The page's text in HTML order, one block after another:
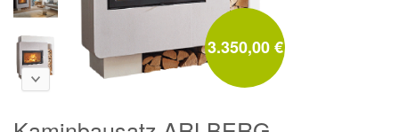
3.350,00 €